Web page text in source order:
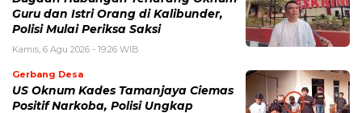
Guru dan Istri Orang di Kalibunder,
Polisi Mulai Periksa Saksi
Kamis, 6 Agu 2026 - 19:26 WIB
Gerbang Desa
US Oknum Kades Tamanjaya Ciemas
Positif Narkoba, Polisi Ungkap